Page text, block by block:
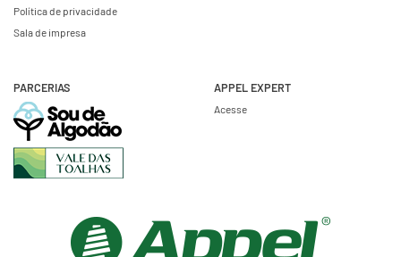
Política de privacidade
Sala de impresa
PARCERIAS APPEL EXPERT
Acesse